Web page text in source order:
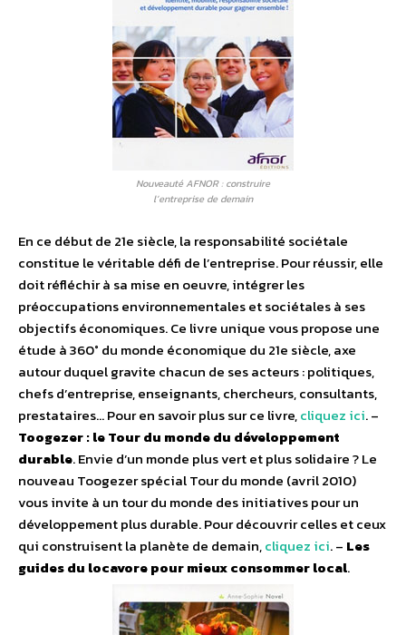
Nouveauté AFNOR : construire
l’entreprise de demain
En ce début de 21e siècle, la responsabilité sociétale
constitue le véritable défi de l’entreprise. Pour réussir, elle
doit réfléchir à sa mise en oeuvre, intégrer les
préoccupations environnementales et sociétales à ses
objectifs économiques. Ce livre unique vous propose une
étude à 360° du monde économique du 21e siècle, axe
autour duquel gravite chacun de ses acteurs : politiques,
chefs d’entreprise, enseignants, chercheurs, consultants,
prestataires… Pour en savoir plus sur ce livre,cliquez ici. –
Toogezer : le Tour du monde du développement
durable. Envie d’un monde plus vert et plus solidaire ? Le
nouveau Toogezer spécial Tour du monde (avril 2010)
vous invite à un tour du monde des initiatives pour un
développement plus durable. Pour découvrir celles et ceux
qui construisent la planète de demain,cliquez ici. – Les
guides du locavore pour mieux consommer local.